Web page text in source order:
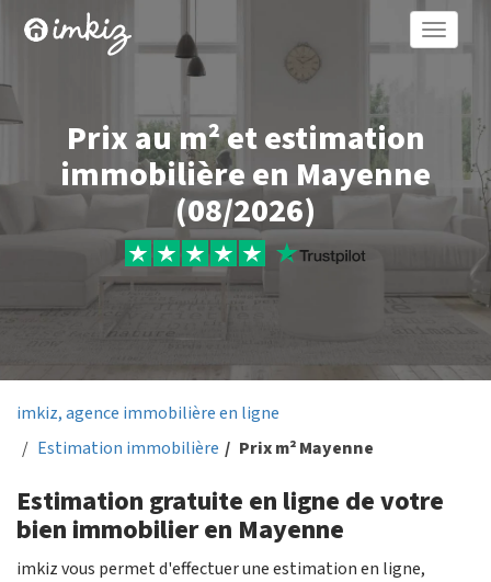
Toggle
Prix au m² et estimation
immobilière en Mayenne
(08/2026)
imkiz, agence immobilière en ligne
Estimation immobilière
Prix m² Mayenne
Estimation gratuite en ligne de votre
bien immobilier en Mayenne
imkiz vous permet d'effectuer une estimation en ligne,